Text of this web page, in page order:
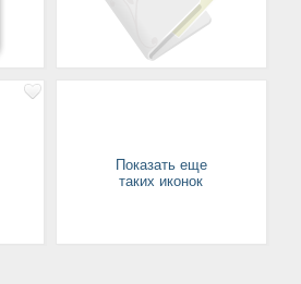
Показать еще
таких иконок